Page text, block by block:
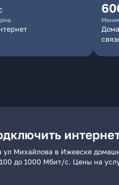
ул Михайлова в Ижевске
до 1000 Мбит/с. Цены на